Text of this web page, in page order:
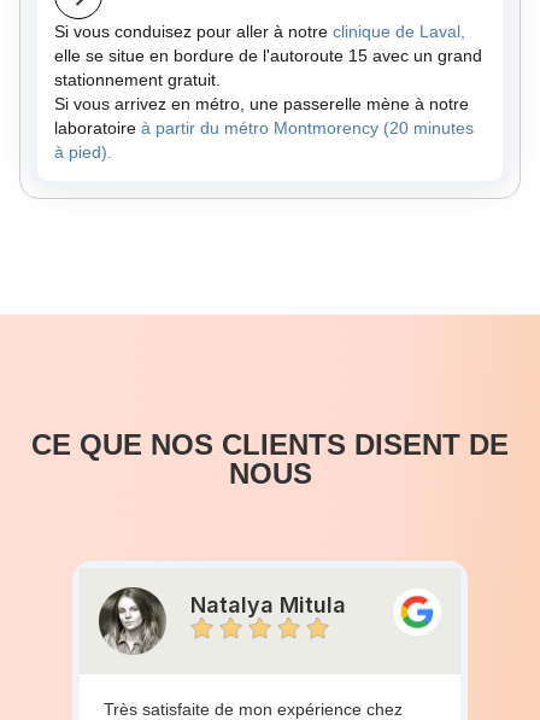
Si vous conduisez pour aller à notre clinique de Laval,
elle se situe en bordure de l'autoroute 15 avec un grand
stationnement gratuit.
Si vous arrivez en métro, une passerelle mène à notre
laboratoire à partir du métro Montmorency (20 minutes
à pied).
CE QUE NOS CLIENTS DISENT DE
NOUS
Natalya Mitula
Très satisfaite de mon expérience chez